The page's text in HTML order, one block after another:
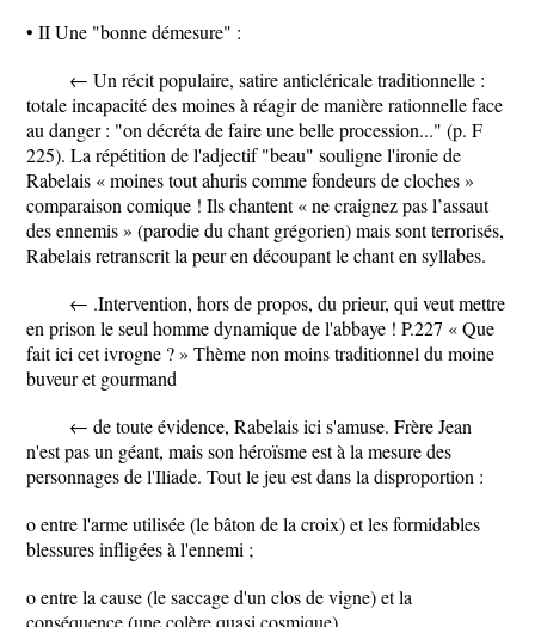
• II Une "bonne démesure" :
← Un récit populaire, satire anticléricale traditionnelle :
totale incapacité des moines à réagir de manière rationnelle face
au danger : "on décréta de faire une belle procession..." (p. F
225). La répétition de l'adjectif "beau" souligne l'ironie de
Rabelais « moines tout ahuris comme fondeurs de cloches »
comparaison comique ! Ils chantent « ne craignez pas l’assaut
des ennemis » (parodie du chant grégorien) mais sont terrorisés,
Rabelais retranscrit la peur en découpant le chant en syllabes.
← .Intervention, hors de propos, du prieur, qui veut mettre
en prison le seul homme dynamique de l'abbaye ! P.227 « Que
fait ici cet ivrogne ? » Thème non moins traditionnel du moine
buveur et gourmand
← de toute évidence, Rabelais ici s'amuse. Frère Jean
n'est pas un géant, mais son héroïsme est à la mesure des
personnages de l'Iliade. Tout le jeu est dans la disproportion :
o entre l'arme utilisée (le bâton de la croix) et les formidables
blessures infligées à l'ennemi ;
o entre la cause (le saccage d'un clos de vigne) et la
conséquence (une colère quasi cosmique)